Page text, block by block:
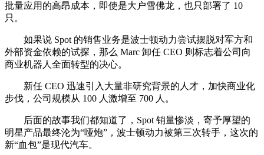
批量应用的高昂成本，即使是大户雪佛龙，也只部署了 10
只。
如果说 Spot 的销售业务是波士顿动力尝试摆脱对军方和
外部资金依赖的试探，那么 Marc 卸任 CEO 则标志着公司向
商业机器人全面转型的决心。
新任 CEO 迅速引入大量非研究背景的人才，加快商业化
步伐，公司规模从 100 人激增至 700 人。
后面的故事我们都知道了，Spot 销量惨淡，寄予厚望的
明星产品最终沦为“哑炮”，波士顿动力被第三次转手，这次的
新“血包”是现代汽车。